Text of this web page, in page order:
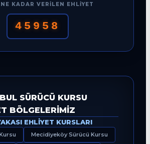
KADAR VERILEN EHLIYET
45958
SÜRÜCÜ KURSU
BÖLGELERIMIZ
EHLIYET KURSLARI
Mecidiyeköy Sürücü Kursu